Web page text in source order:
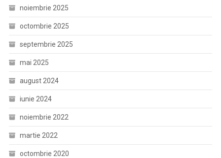
noiembrie 2025
octombrie 2025
septembrie 2025
mai 2025
august 2024
iunie 2024
noiembrie 2022
martie 2022
octombrie 2020